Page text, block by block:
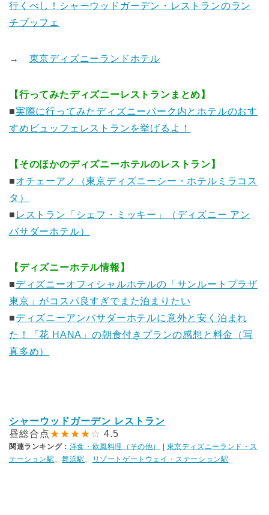
行くべし！シャーウッドガーデン・レストランのラン
チブッフェ
→ 東京ディズニーランドホテル
【行ってみたディズニーレストランまとめ】
■実際に行ってみたディズニーパーク内とホテルのおす
すめビュッフェレストランを挙げるよ！
【そのほかのディズニーホテルのレストラン】
■オチェーアノ（東京ディズニーシー・ホテルミラコス
タ）
■ レストラン「シェフ・ミッキー」（ディズニー アン
バサダーホテル）
【ディズニーホテル情報】
■ディズニーオフィシャルホテルの「サンルートプラザ
東京」がコスパ良すぎでまた泊まりたい
■ディズニーアンバサダーホテルに意外と安く泊まれ
た！「花 HANA」の朝食付きプランの感想と料金（写
真多め）
シャーウッドガーデン レストラン
昼総合点★★★★ ☆ 4.5
関連ランキング： 洋食・欧風料理（その他）
東京ディズニーランド・ス
テーション駅 、舞浜駅 、 リゾートゲートウェイ・ステーション駅